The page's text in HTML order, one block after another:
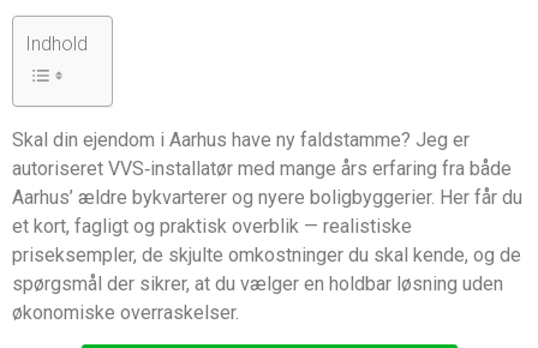
Indhold
Skal din ejendom i Aarhus have ny faldstamme? Jeg er
autoriseret VVS‑installatør med mange års erfaring fra både
Aarhus’ ældre bykvarterer og nyere boligbyggerier. Her får du
et kort, fagligt og praktisk overblik — realistiske
priseksempler, de skjulte omkostninger du skal kende, og de
spørgsmål der sikrer, at du vælger en holdbar løsning uden
økonomiske overraskelser.